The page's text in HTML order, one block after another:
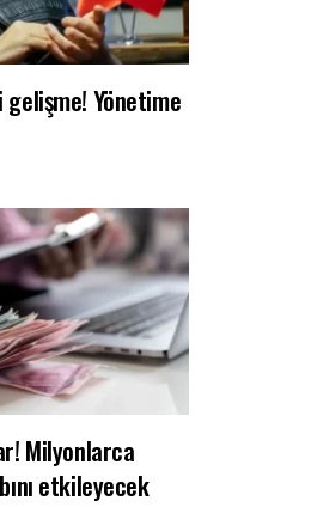
gelişme! Yönetime
Milyonlarca
etkileyecek